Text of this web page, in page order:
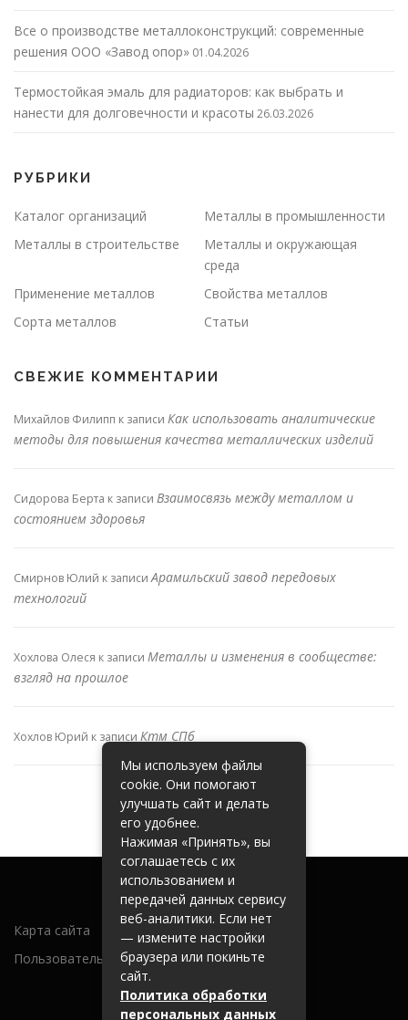
Все о производстве металлоконструкций: современные
решения ООО «Завод опор» 01.04.2026
Термостойкая эмаль для радиаторов: как выбрать и
нанести для долговечности и красоты 26.03.2026
РУБРИКИ
Каталог организаций
Металлы в промышленности
Металлы в строительстве
Металлы и окружающая
среда
Применение металлов
Свойства металлов
Сорта металлов
Статьи
СВЕЖИЕ КОММЕНТАРИИ
Михайлов Филипп к записи Как использовать аналитические
методы для повышения качества металлических изделий
Сидорова Берта к записи Взаимосвязь между металлом и
состоянием здоровья
Смирнов Юлий к записиАрамильский завод передовых
технологий
Хохлова Олеся к записи Металлы и изменения в сообществе:
взгляд на прошлое
Хохлов Юрий к записи Ктм СПб
Карта сайта
Пользовательское соглашение
Мы используем файлы
cookie. Они помогают
улучшать сайт и делать
его удобнее.
Нажимая «Принять», вы
соглашаетесь с их
использованием и
передачей данных сервису
веб-аналитики. Если нет
— измените настройки
браузера или покиньте
сайт.
Политика обработки
персональных данных